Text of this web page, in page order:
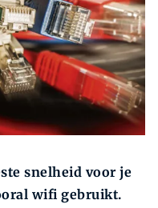
Zoek
snelheid voor je
wifi gebruikt.